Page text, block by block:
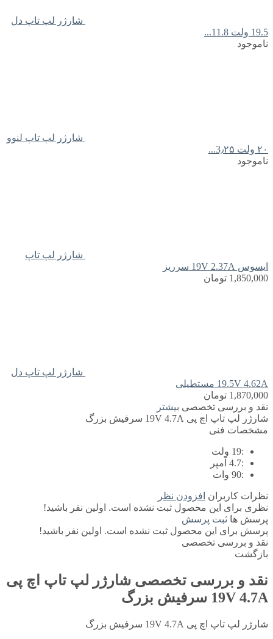
شارژر لپ تاپ دل
19.5 ولت 11.8...
ناموجود
شارژر لپ تاپ لنوو
۲۰ ولت 3٫۲۵...
ناموجود
شارژر لپ تاپ
ایسوس 19V 2.37A سرریز
1,850,000 تومان
شارژر لپ تاپ دل
19.5V 4.62A مستطیلی
1,870,000 تومان
نقد و بررسی تخصصی بیشتر
شارژر لپ تاپ اچ پی 19V 4.7A سرفیش بزرگ
مشخصات فنی
:19 ولت
:4.7 آمپر
:90 وات
نظرات کاربران افزودن نظر
نظری برای این محصول ثبت نشده است. اولین نفر باشید!
پرسش ها ثبت پرسش
پرسش برای این محصول ثبت نشده است. اولین نفر باشید!
نقد و بررسی تخصصی
بازگشت
نقد و بررسی تخصصی شارژر لپ تاپ اچ پی
19V 4.7A سرفیش بزرگ
شارژر لپ تاپ اچ پی 19V 4.7A سرفیش بزرگ